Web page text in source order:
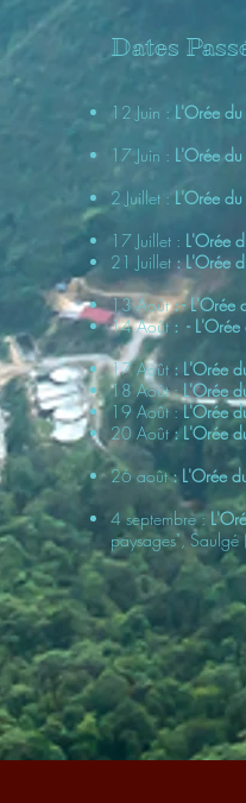
Dates
12 Juin : L'Orée du
17 Juin : L'Orée du
2 Juillet : L'Orée du
17 Juillet : L'Orée
21 Juillet: L'Orée
13 Août: - L'Orée
14 Août: - L'Orée
17 Août : L'Orée
18 Août :L'Orée
19 Août :L'Orée
20 Août : L'Orée
26 août: L'Orée
4 septembre :
paysages", Saulgé